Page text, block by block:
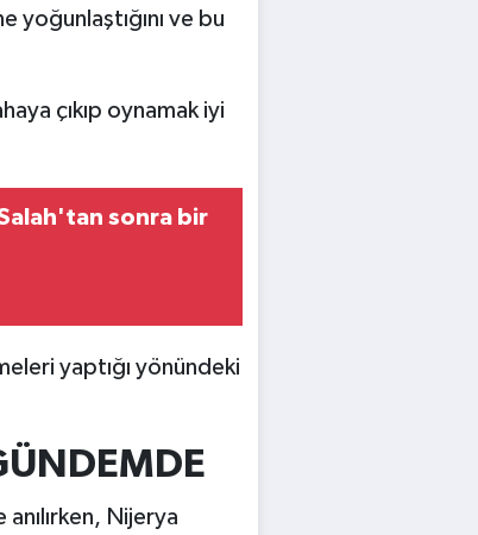
yoğunlaştığını ve bu
çıkıp oynamak iyi
sonra bir
yaptığı yönündeki
Nijerya